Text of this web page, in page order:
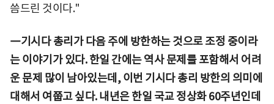
씀드린 것이다."
―기시다 총리가 다음 주에 방한하는 것으로 조정 중이라
는 이야기가 있다. 한일 간에는 역사 문제를 포함해서 어려
운 문제 많이 남아있는데, 이번 기시다 총리 방한의 의미에
대해서 여쭙고 싶다. 내년은 한일 국교 정상화 60주년인데